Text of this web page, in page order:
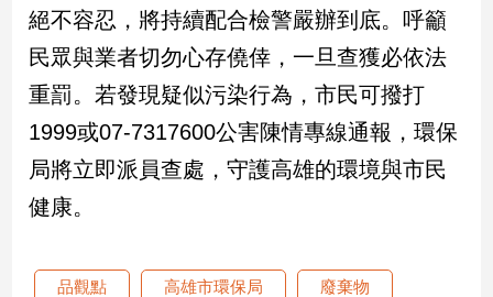
設
計
旅
遊/
美
座/
絕不容忍，將持續配合檢警嚴辦到底。呼籲
民眾與業者切勿心存僥倖，一旦查獲必依法
重罰。若發現疑似污染行為，市民可撥打
1999或07-7317600公害陳情專線通報，環保
局將立即派員查處，守護高雄的環境與市民
健康。
品觀點 高雄市環保局 廢棄物